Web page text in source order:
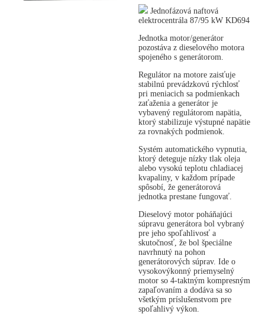
Jednofázová naftová
elektrocentrála 87/95 kW KD694
Jednotka motor/generátor
pozostáva z dieselového motora
spojeného s generátorom.
Regulátor na motore zaisťuje
stabilnú prevádzkovú rýchlosť
pri meniacich sa podmienkach
zaťaženia a generátor je
vybavený regulátorom napätia,
ktorý stabilizuje výstupné napätie
za rovnakých podmienok.
Systém automatického vypnutia,
ktorý deteguje nízky tlak oleja
alebo vysokú teplotu chladiacej
kvapaliny, v každom prípade
spôsobí, že generátorová
jednotka prestane fungovať.
Dieselový motor poháňajúci
súpravu generátora bol vybraný
pre jeho spoľahlivosť a
skutočnosť, že bol špeciálne
navrhnutý na pohon
generátorových súprav. Ide o
vysokovýkonný priemyselný
motor so 4-taktným kompresným
zapaľovaním a dodáva sa so
všetkým príslušenstvom pre
spoľahlivý výkon.